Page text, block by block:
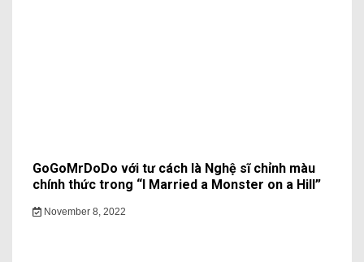
GoGoMrDoDo với tư cách là Nghệ sĩ chỉnh màu
chính thức trong “I Married a Monster on a Hill”
November 8, 2022